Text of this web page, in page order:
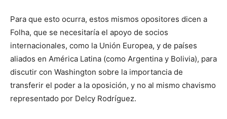
Para que esto ocurra, estos mismos opositores dicen a
Folha, que se necesitaría el apoyo de socios
internacionales, como la Unión Europea, y de países
aliados en América Latina (como Argentina y Bolivia), para
discutir con Washington sobre la importancia de
transferir el poder a la oposición, y no al mismo chavismo
representado por Delcy Rodríguez.